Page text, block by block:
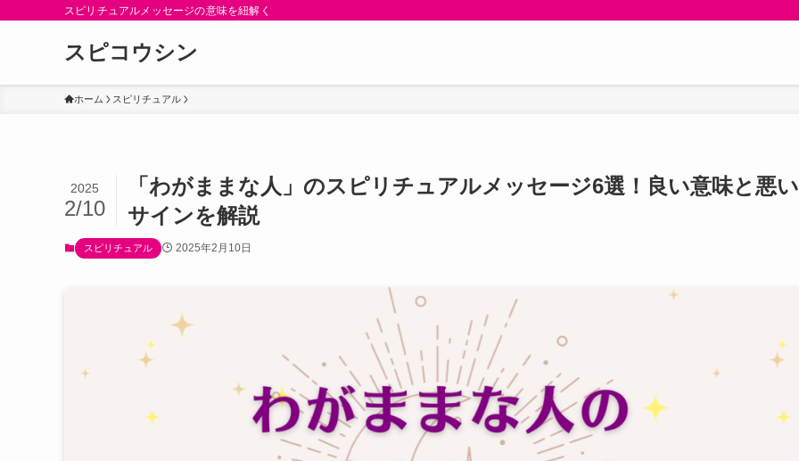
スピリチュアルメッセージの意味を紐解く
スピコウシン
ホーム スピリチュアル
「わがままな人」のスピリチュアルメッセージ6選！良い意味と悪い
サインを解説
2025
2/10
スピリチュアル 2025年2月10日